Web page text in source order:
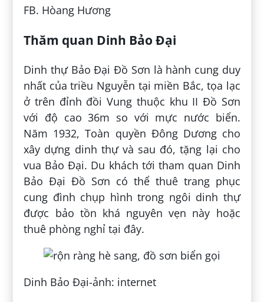
FB. Hòang Hương
Thăm quan Dinh Bảo Đại
Dinh thự Bảo Đại Đồ Sơn là hành cung duy
nhất của triều Nguyễn tại miền Bắc, tọa lạc
ở trên đỉnh đồi Vung thuộc khu II Đồ Sơn
với độ cao 36m so với mực nước biển.
Năm 1932, Toàn quyền Đông Dương cho
xây dựng dinh thự và sau đó, tặng lại cho
vua Bảo Đại. Du khách tới tham quan Dinh
Bảo Đại Đồ Sơn có thể thuê trang phục
cung đình chụp hình trong ngôi dinh thự
được bảo tồn khá nguyên vẹn này hoặc
thuê phòng nghỉ tại đây.
Dinh Bảo Đại-ảnh: internet